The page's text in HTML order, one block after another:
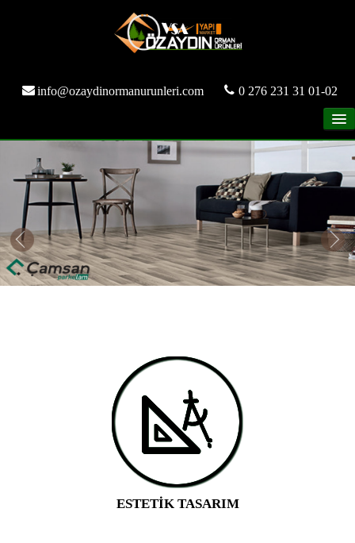
info@ozaydinormanurunleri.com 0 276 231 31 01-02
KURUMSAL
ÜRÜNLER
GALERİ
ESTETİK TASARIM